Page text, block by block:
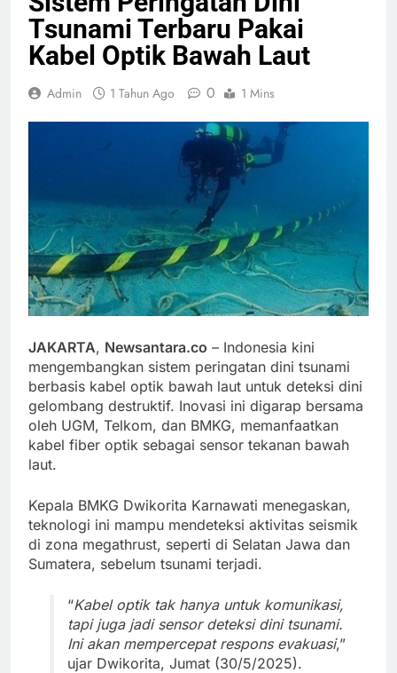
Tsunami Terbaru Pakai
Kabel Optik Bawah Laut
Admin 1 Tahun Ago 0 1 Mins
JAKARTA, Newsantara.co – Indonesia kini
mengembangkan sistem peringatan dini tsunami
berbasis kabel optik bawah laut untuk deteksi dini
gelombang destruktif. Inovasi ini digarap bersama
oleh UGM, Telkom, dan BMKG, memanfaatkan
kabel fiber optik sebagai sensor tekanan bawah
laut.
Kepala BMKG Dwikorita Karnawati menegaskan,
teknologi ini mampu mendeteksi aktivitas seismik
di zona megathrust, seperti di Selatan Jawa dan
Sumatera, sebelum tsunami terjadi.
“Kabel optik tak hanya untuk komunikasi,
tapi juga jadi sensor deteksi dini tsunami.
Ini akan mempercepat respons evakuasi,”
ujar Dwikorita, Jumat (30/5/2025).